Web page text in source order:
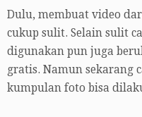
Dulu, membuat video
cukup sulit. Selain sulit
digunakan pun juga
gratis. Namun sekarang
kumpulan foto bisa